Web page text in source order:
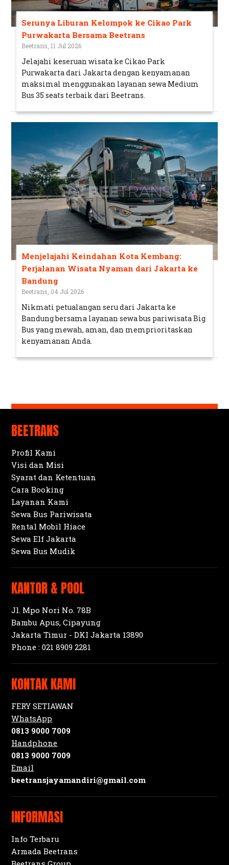
Serunya Liburan Kelompok ke Cikao Park
Purwakarta Bersama Beetrans
Beetrans, 11 Jul 2026
Jelajahi keseruan wisata ke Cikao Park
Purwakarta dari Jakarta dengan kenyamanan
maksimal menggunakan layanan sewa Medium
Bus 35 seats terbaik dari Beetrans.
Menjelajahi Keindahan Kota Kembang:
Perjalanan Wisata Nyaman dari Jakarta ke
Bandung
Beetrans, 04 Jul 2026
Nikmati petualangan seru dari Jakarta ke
Bandung bersama layanan sewa bus pariwisata Big
Bus yang mewah, aman, dan memprioritaskan
kenyamanan Anda.
BEETRANS
Profil Kami
Visi dan Misi
Syarat dan Ketentuan
Cara Booking
Layanan Kami
Sewa Bus Pariwisata
Rental Mobil Hiace
Sewa Elf Jakarta
Sewa Bus Mudik
KANTOR & POOL
Jl. Mpo Nori No. 78B
Bambu Apus, Cipayung
Jakarta Timur - DKI Jakarta 13890
Phone :021 8909 2281
KONTAK KAMI
FERY SETIAWAN
WhatsApp
0813 9000 7009
Handphone
0813 9000 7009
Email
beetransjayamandiri@gmail.com
INFORMASI
Info Terbaru
Armada Beetrans